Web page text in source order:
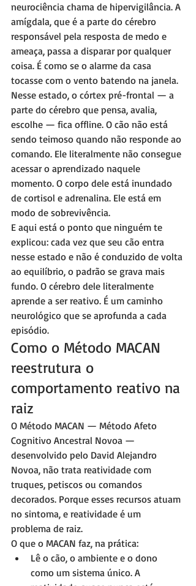
neurociência chama de hipervigilância. A
amígdala, que é a parte do cérebro
responsável pela resposta de medo e
ameaça, passa a disparar por qualquer
coisa. É como se o alarme da casa
tocasse com o vento batendo na janela.
Nesse estado, o córtex pré-frontal — a
parte do cérebro que pensa, avalia,
escolhe — fica offline. O cão não está
sendo teimoso quando não responde ao
comando. Ele literalmente não consegue
acessar o aprendizado naquele
momento. O corpo dele está inundado
de cortisol e adrenalina. Ele está em
modo de sobrevivência.
E aqui está o ponto que ninguém te
explicou: cada vez que seu cão entra
nesse estado e não é conduzido de volta
ao equilíbrio, o padrão se grava mais
fundo. O cérebro dele literalmente
aprende a ser reativo. É um caminho
neurológico que se aprofunda a cada
episódio.
Como o Método MACAN
reestrutura o
comportamento reativo na
raiz
O Método MACAN — Método Afeto
Cognitivo Ancestral Novoa —
desenvolvido pelo David Alejandro
Novoa, não trata reatividade com
truques, petiscos ou comandos
decorados. Porque esses recursos atuam
no sintoma, e reatividade é um
problema de raiz.
O que o MACAN faz, na prática:
Lê o cão, o ambiente e o dono
como um sistema único. A